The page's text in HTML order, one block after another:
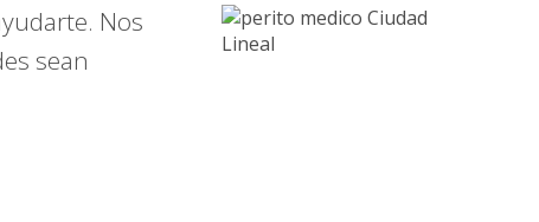
Nos
sean